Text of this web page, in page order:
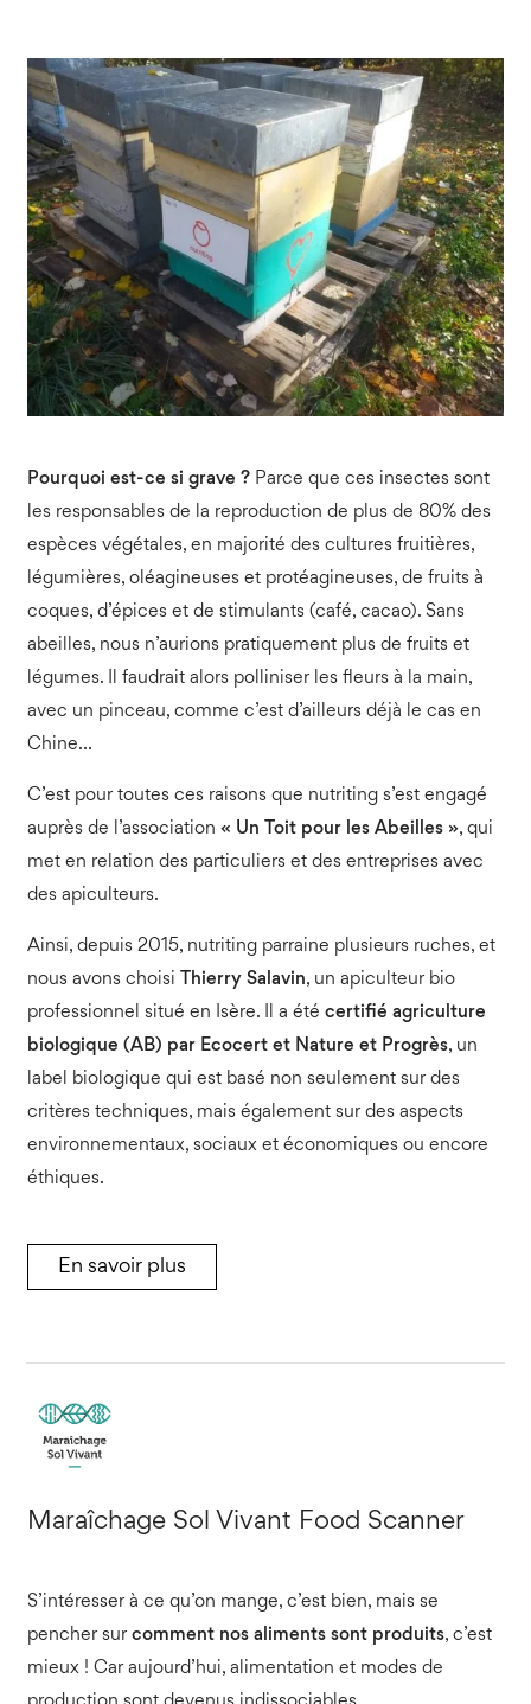
Pourquoi est-ce si grave ?Parce que ces insectes sont
les responsables de la reproduction de plus de 80% des
espèces végétales, en majorité des cultures fruitières,
légumières, oléagineuses et protéagineuses, de fruits à
coques, d’épices et de stimulants (café, cacao). Sans
abeilles, nous n’aurions pratiquement plus de fruits et
légumes. Il faudrait alors polliniser les fleurs à la main,
avec un pinceau, comme c’est d’ailleurs déjà le cas en
Chine…
C’est pour toutes ces raisons que nutriting s’est engagé
auprès de l’association « Un Toit pour les Abeilles », qui
met en relation des particuliers et des entreprises avec
des apiculteurs.
Ainsi, depuis 2015, nutriting parraine plusieurs ruches, et
nous avons choisi Thierry Salavin, un apiculteur bio
professionnel situé en Isère. Il a été certifié agriculture
biologique (AB) par Ecocert et Nature et Progrès, un
label biologique qui est basé non seulement sur des
critères techniques, mais également sur des aspects
environnementaux, sociaux et économiques ou encore
éthiques.
En savoir plus
Maraîchage Sol Vivant Food Scanner
S’intéresser à ce qu’on mange, c’est bien, mais se
pencher sur comment nos aliments sont produits, c’est
mieux ! Car aujourd’hui, alimentation et modes de